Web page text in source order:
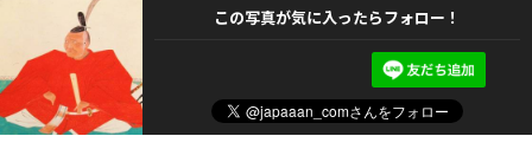
この写真が気に入ったらフォロー！